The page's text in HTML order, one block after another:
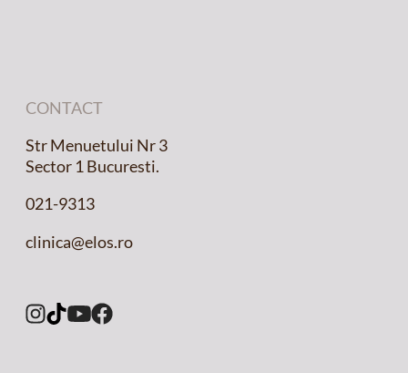
CONTACT
Str Menuetului Nr 3
Sector 1 Bucuresti.
021-9313
clinica@elos.ro